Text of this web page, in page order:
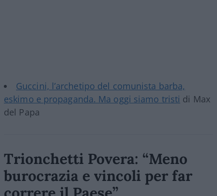
Guccini, l’archetipo del comunista barba,
eskimo e propaganda. Ma oggi siamo tristi di Max
del Papa
Trionchetti Povera: “Meno
burocrazia e vincoli per far